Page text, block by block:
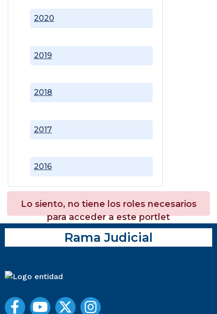
2016
2017
2018
2019
2020
Lo siento, no tiene los roles necesarios
para acceder a este portlet
Rama Judicial